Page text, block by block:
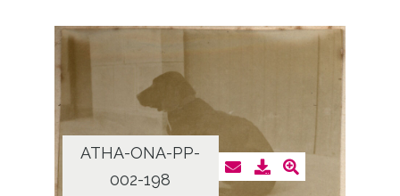
ATHA-ONA-PP-
002-198